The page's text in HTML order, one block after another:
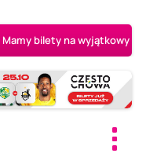
bilety na wyjątkowy